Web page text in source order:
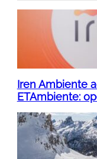
Iren Ambiente
ETAmbiente: